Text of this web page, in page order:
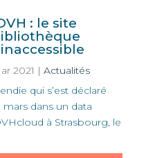
: le site
2021 | Actualités
qui s’est déclaré
mars dans un data
à Strasbourg, le